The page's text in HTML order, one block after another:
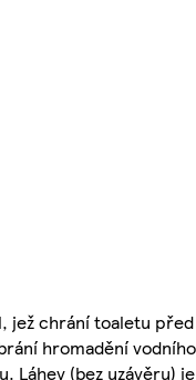
jež chrání toaletu
hromadění
(bez uzávěru)